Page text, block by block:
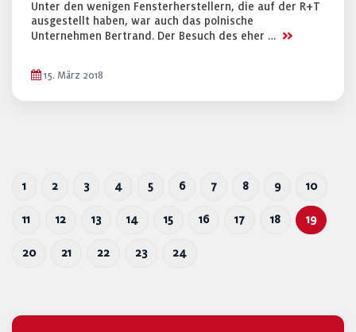
Unter den wenigen Fensterherstellern, die auf der R+T
ausgestellt haben, war auch das polnische
Unternehmen Bertrand. Der Besuch des eher … >>
15. März 2018
1 2 3 4 5 6 7 8 9 10
11 12 13 14 15 16 17 18 19
20 21 22 23 24